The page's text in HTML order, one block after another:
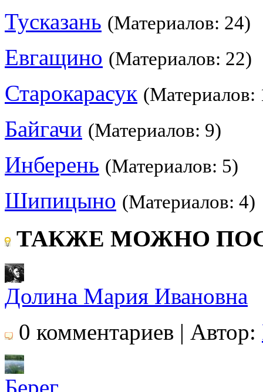
Тусказань (Материалов: 24)
Евгащино (Материалов: 22)
Старокарасук (Материалов:
Байгачи (Материалов: 9)
Инберень (Материалов: 5)
Шипицыно (Материалов: 4)
ТАКЖЕ МОЖНО
Долина Мария Ивановна
0 комментариев | Автор:
Берег